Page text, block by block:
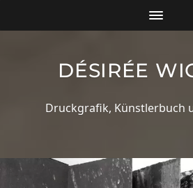
DÉSIRÉE
Druckgrafik, Künstlerbuch